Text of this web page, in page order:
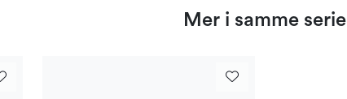
Mer i samme serie